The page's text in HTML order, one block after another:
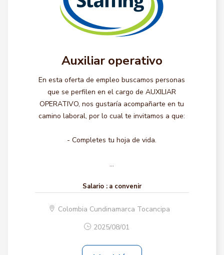
Auxiliar operativo
En esta oferta de empleo buscamos personas
que se perfilen en el cargo de AUXILIAR
OPERATIVO, nos gustaría acompañarte en tu
camino laboral, por lo cual te invitamos a que:
- Completes tu hoja de vida.
...
Salario : a convenir
Colombia Cundinamarca Tocancipa
2025/08/01